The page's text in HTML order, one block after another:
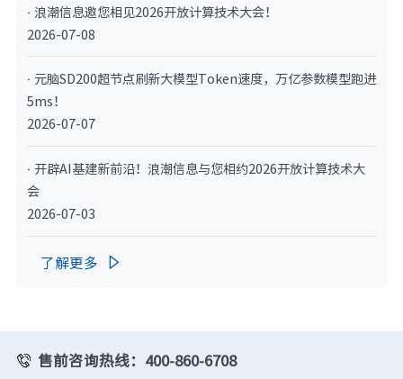
· 浪潮信息邀您相见2026开放计算技术大会！
2026-07-08
· 元脑SD200超节点刷新大模型Token速度，万亿参数模型跑进
5ms！
2026-07-07
· 开辟AI基建新前沿！浪潮信息与您相约2026开放计算技术大
会
2026-07-03
了解更多 
售前咨询热线：400-860-6708